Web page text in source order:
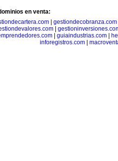
en venta:
| gestiondecobranza.com
|
guiaindustrias.com
inforegistros.com